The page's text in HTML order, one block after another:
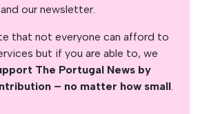
our newsletter.
that not everyone can afford to
but if you are able to, we
The Portugal News by
– no matter how small.